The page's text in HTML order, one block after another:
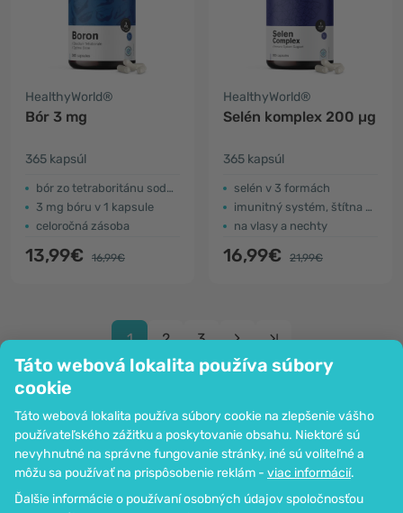
Táto webová lokalita používa súbory
cookie
Táto webová lokalita používa súbory cookie na zlepšenie vášho
používateľského zážitku a poskytovanie obsahu. Niektoré sú
nevyhnutné na správne fungovanie stránky, iné sú voliteľné a
môžu sa používať na prispôsobenie reklám - viac informácií.
Ďalšie informácie o používaní osobných údajov spoločnosťou
HealthyWorld®
Bór 3 mg
365 kapsúl
bór zo tetraboritánu sodného
3 mg bóru v 1 kapsule
celoročná zásoba
13,99€ 16,99€
HealthyWorld®
Selén komplex 200 µg
365 kapsúl
selén v 3 formách
imunitný systém, štítna žľaza
na vlasy a nechty
16,99€ 21,99€
1 2 3
Spoločnosť
Informácie
Pripoj sa k nám